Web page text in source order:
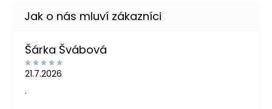
Šárka Švábová
21.7.2026
.